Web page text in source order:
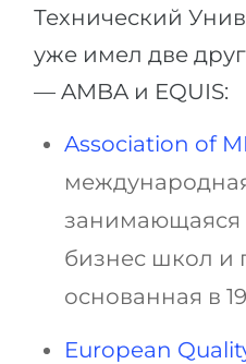
Технический
уже имел две
— AMBA и EQUIS:
Association of
занимающаяся
бизнес школ и
основанная в
European